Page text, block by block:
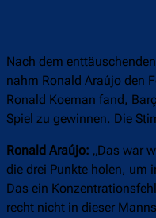
Nach dem
nahm Ronald Araújo den
Ronald Koeman fand,
Spiel zu gewinnen. Die
Ronald Araújo: „Das war
die drei Punkte holen, um
Das ein
recht nicht in dieser